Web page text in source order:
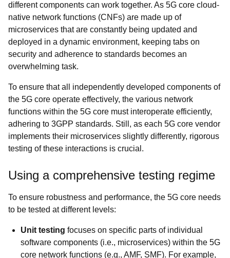
different components can work together. As 5G core cloud-
native network functions (CNFs) are made up of
microservices that are constantly being updated and
deployed in a dynamic environment, keeping tabs on
security and adherence to standards becomes an
overwhelming task.
To ensure that all independently developed components of
the 5G core operate effectively, the various network
functions within the 5G core must interoperate efficiently,
adhering to 3GPP standards. Still, as each 5G core vendor
implements their microservices slightly differently, rigorous
testing of these interactions is crucial.
Using a comprehensive testing regime
To ensure robustness and performance, the 5G core needs
to be tested at different levels:
Unit testing focuses on specific parts of individual
software components (i.e., microservices) within the 5G
core network functions (e.g., AMF, SMF). For example,